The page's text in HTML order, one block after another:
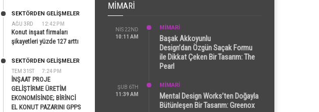
AĞU 3RD 12:42 PM
SEKTÖRDEN GELIŞMELER
Konut inşaat firmaları
şikayetleri yüzde 127 arttı
TEM 31ST 7:24 PM
SEKTÖRDEN GELIŞMELER
İNŞAAT PROJE
GELİŞTİRME ÜRETİM
EKONOMİSİNDE; BİRİNCİ
EL KONUT PAZARINI GPPS
MIMARI
NIS 22ND
10:11 AM
MİMARİ
Başak Akkoyunlu
Design’dan Özgün Saçak Formu
ile Dikkat Çeken Bir Tasarım: The
Pearl
ŞUB 6TH
11:39 AM
MİMARİ
Mental Design Works’ten Doğayla
Bütünleşen Bir Tasarım: Greenox